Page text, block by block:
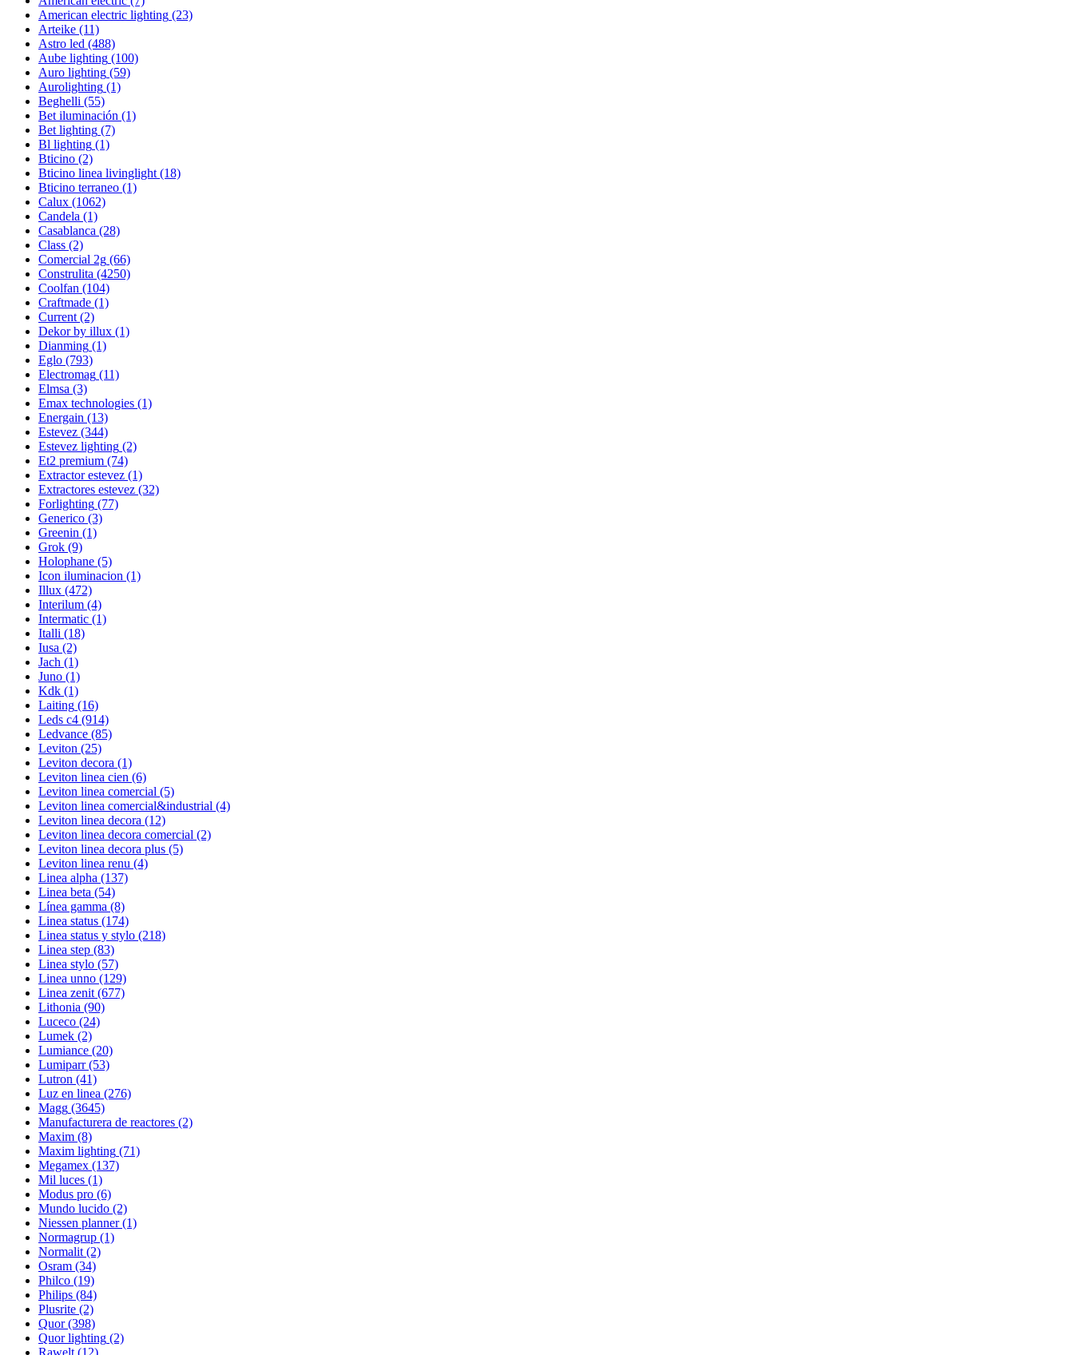
American electric lighting (23)
Arteike (11)
Astro led (488)
Aube lighting (100)
Auro lighting (59)
Aurolighting (1)
Beghelli (55)
Bet iluminación (1)
Bet lighting (7)
Bl lighting (1)
Bticino (2)
Bticino linea livinglight (18)
Bticino terraneo (1)
Calux (1062)
Candela (1)
Casablanca (28)
Class (2)
Comercial 2g (66)
Construlita (4250)
Coolfan (104)
Craftmade (1)
Current (2)
Dekor by illux (1)
Dianming (1)
Eglo (793)
Electromag (11)
Elmsa (3)
Emax technologies (1)
Energain (13)
Estevez (344)
Estevez lighting (2)
Et2 premium (74)
Extractor estevez (1)
Extractores estevez (32)
Forlighting (77)
Generico (3)
Greenin (1)
Grok (9)
Holophane (5)
Icon iluminacion (1)
Illux (472)
Interilum (4)
Intermatic (1)
Italli (18)
Iusa (2)
Jach (1)
Juno (1)
Kdk (1)
Laiting (16)
Leds c4 (914)
Ledvance (85)
Leviton (25)
Leviton decora (1)
Leviton linea cien (6)
Leviton linea comercial (5)
Leviton linea comercial&industrial (4)
Leviton linea decora (12)
Leviton linea decora comercial (2)
Leviton linea decora plus (5)
Leviton linea renu (4)
Linea alpha (137)
Linea beta (54)
Línea gamma (8)
Linea status (174)
Linea status y stylo (218)
Linea step (83)
Linea stylo (57)
Linea unno (129)
Linea zenit (677)
Lithonia (90)
Luceco (24)
Lumek (2)
Lumiance (20)
Lumiparr (53)
Lutron (41)
Luz en linea (276)
Magg (3645)
Manufacturera de reactores (2)
Maxim (8)
Maxim lighting (71)
Megamex (137)
Mil luces (1)
Modus pro (6)
Mundo lucido (2)
Niessen planner (1)
Normagrup (1)
Normalit (2)
Osram (34)
Philco (19)
Philips (84)
Plusrite (2)
Quor (398)
Quor lighting (2)
Rawelt (12)